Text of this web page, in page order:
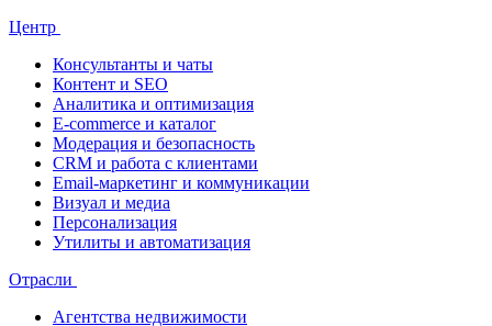
Центр
Консультанты и чаты
Контент и SEO
Аналитика и оптимизация
E-commerce и каталог
Модерация и безопасность
CRM и работа с клиентами
Email-маркетинг и коммуникации
Визуал и медиа
Персонализация
Утилиты и автоматизация
Отрасли
Агентства недвижимости